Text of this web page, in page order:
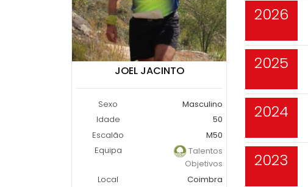
JOEL JACINTO
Sexo
Masculino
Idade
50
Escalão
M50
Equipa
Talentos
Objetivos
Local
Coimbra
2026
2025
2024
2023